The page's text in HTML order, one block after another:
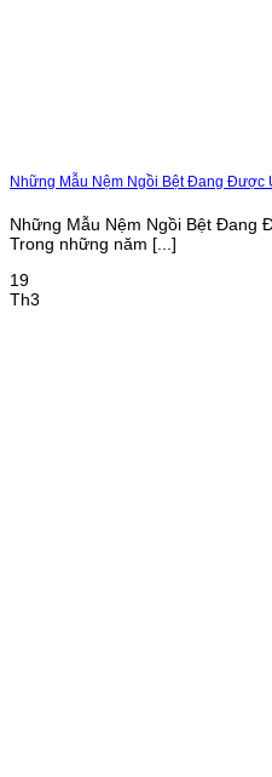
Những Mẫu Nệm Ngồi Bệt Đang Được
Những Mẫu Nệm Ngồi Bệt Đang
Trong những năm [...]
19
Th3